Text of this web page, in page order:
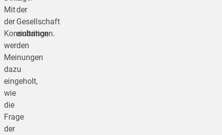
Mit
der
Konsultation
werden
Meinungen
dazu
eingeholt,
wie
die
Frage
der
der
Gesellschaft
einbringen.